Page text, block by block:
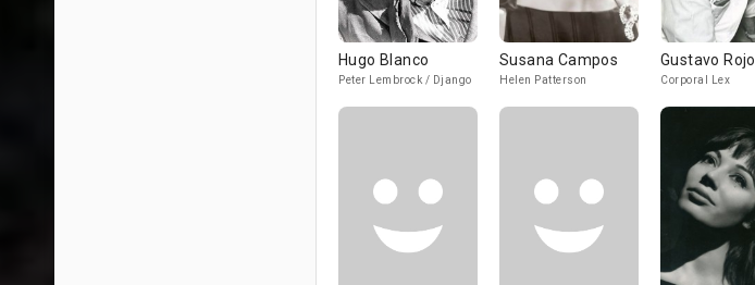
Hugo Blanco
Peter Lembrock / Django
Susana Campos
Helen Patterson
Gustavo Rojo
Corporal Lex